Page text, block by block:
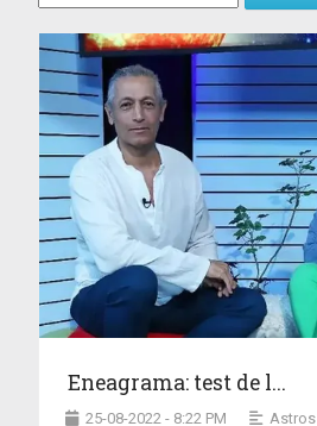
Eneagrama: test de l...
25-08-2022 - 8:22 PM Astros